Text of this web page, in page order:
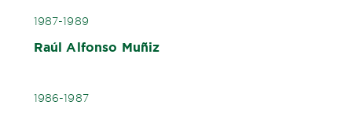
1987-1989
Raúl Alfonso Muñiz
1986-1987